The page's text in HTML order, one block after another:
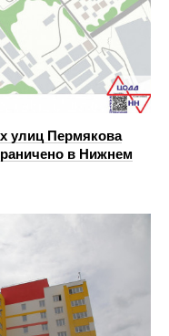
улиц Пермякова
в Нижнем